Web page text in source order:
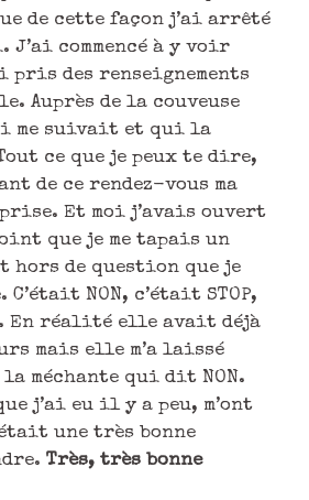
de cette façon j’ai arrêté
commencé à y voir
des renseignements
Auprès de la couveuse
me suivait et qui la
ce que je peux te dire,
de ce rendez-vous ma
Et moi j’avais ouvert
que je me tapais un
de question que je
C’était NON, c’était STOP,
En réalité elle avait déjà
mais elle m’a laissé
méchante qui dit NON.
j’ai eu il y a peu, m’ont
une très bonne
Très, très bonne